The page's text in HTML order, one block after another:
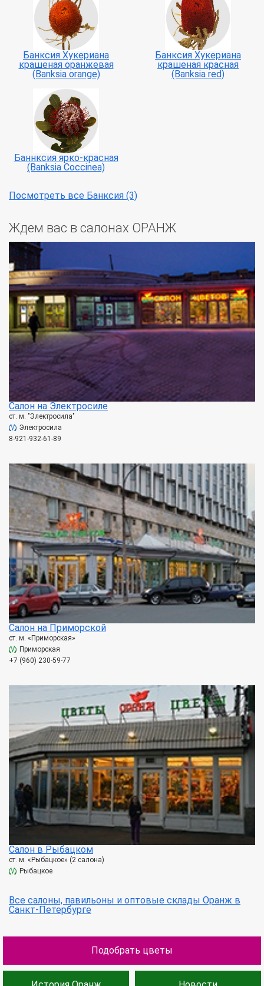
Банксия Хукериана
крашеная оранжевая
(Banksia orange)
Банксия Хукериана
крашеная красная
(Banksia red)
Баннксия ярко-красная
(Banksia Coccinea)
Посмотреть все Банксия (3)
Ждем вас в салонах ОРАНЖ
Салон на Электросиле
ст. м. "Электросила"
Электросила
8-921-932-61-89
Салон на Приморской
ст. м. «Приморская»
Приморская
+7 (960) 230-59-77
Салон в Рыбацком
ст. м. «Рыбацкое» (2 салона)
Рыбацкое
Все салоны, павильоны и оптовые склады Оранж в
Санкт-Петербурге
Подобрать цветы